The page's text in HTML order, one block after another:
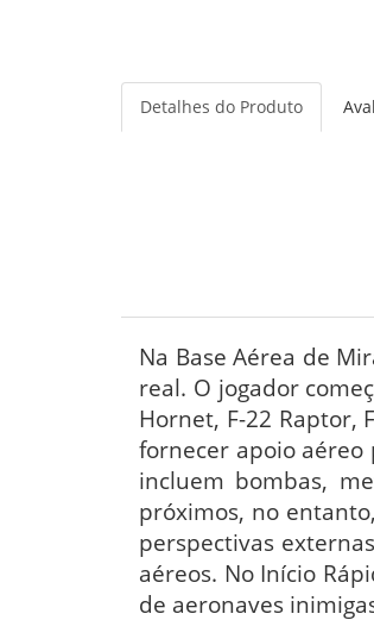
Detalhes do Produto
Na Base Aérea de
real. O jogador
Hornet, F-22 Raptor,
fornecer apoio aéreo
incluem bombas,
próximos, no
perspectivas
aéreos. No Início
de aeronaves